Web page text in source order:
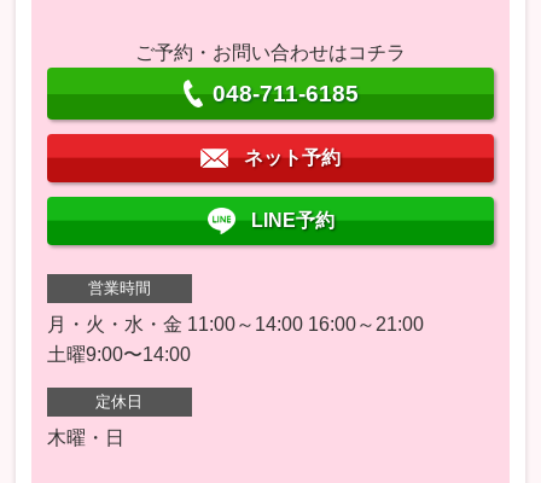
ご予約・お問い合わせはコチラ
048-711-6185
ネット予約
LINE予約
営業時間
月・火・水・金 11:00～14:00 16:00～21:00
土曜9:00〜14:00
定休日
木曜・日